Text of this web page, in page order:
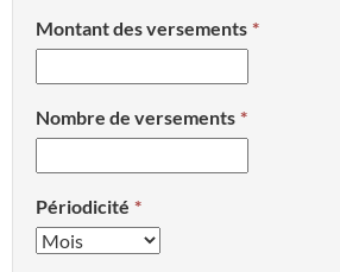
Montant des versements
Nombre de versements
Périodicité